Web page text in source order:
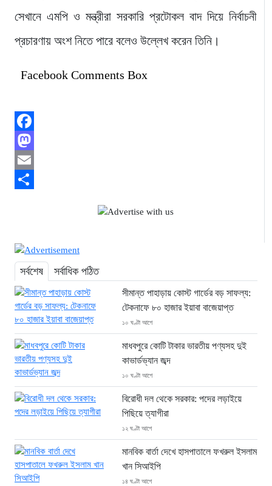
সেখানে এমপি ও মন্ত্রীরা সরকারি প্রটোকল বাদ দিয়ে নির্বাচনী
প্রচারণায় অংশ নিতে পারে বলেও উল্লেখ করেন তিনি।
Facebook Comments Box
Facebook
Mastodon
Email
সর্বশেষ সর্বাধিক পঠিত
সীমান্ত পাহাড়ায় কোস্ট গার্ডের বড় সাফল্য:
টেকনাফে ৮০ হাজার ইয়াবা বাজেয়াপ্ত
১০ ঘণ্টা আগে
মাধবপুরে কোটি টাকার ভারতীয় পণ্যসহ দুই
কাভার্ডভ্যান জব্দ
১০ ঘণ্টা আগে
বিরোধী দল থেকে সরকার: পদের লড়াইয়ে
পিছিয়ে ত্যাগীরা
১২ ঘণ্টা আগে
মানবিক বার্তা দেখে হাসপাতালে ফখরুল ইসলাম
খান সিআইপি
১৪ ঘণ্টা আগে